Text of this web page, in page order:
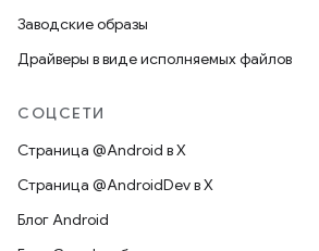
Заводские образы
Драйверы в виде исполняемых файлов
СОЦСЕТИ
Страница @Android в X
Страница @AndroidDev в X
Блог Android